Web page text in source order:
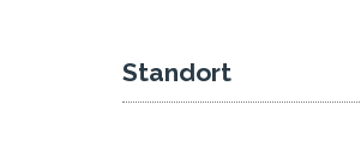
Standort